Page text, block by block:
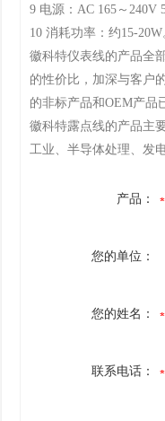
9 电源：AC 165～240V
10 消耗功率：约15-20W
徽科特仪表线的产品全
的性价比，加深与客户
的非标产品和OEM产品
徽科特露点线的产品主
工业、半导体处理、发
产品：
您的单位：
您的姓名：
联系电话：